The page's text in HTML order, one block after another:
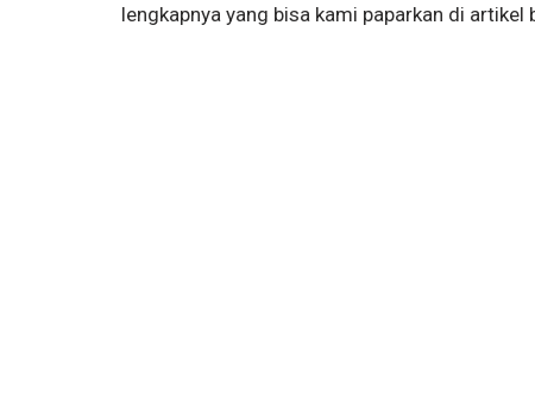
lengkapnya yang bisa kami paparkan di